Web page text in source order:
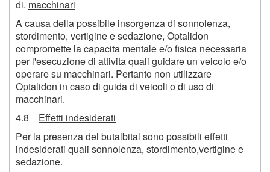
di. macchinari
A causa della possibile insorgenza di sonnolenza,
stordimento, vertigine e sedazione, Optalidon
compromette la capacita mentale e/o fisica necessaria
per l'esecuzione di attivita quali guidare un veicolo e/o
operare su macchinari. Pertanto non utilizzare
Optalidon in caso di guida di veicoli o di uso di
macchinari.
4.8 Effetti indesiderati
Per la presenza del butalbital sono possibili effetti
indesiderati quali sonnolenza, stordimento,vertigine e
sedazione.